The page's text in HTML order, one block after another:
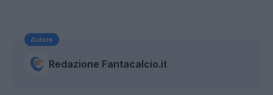
Autore
Redazione Fantacalcio.it